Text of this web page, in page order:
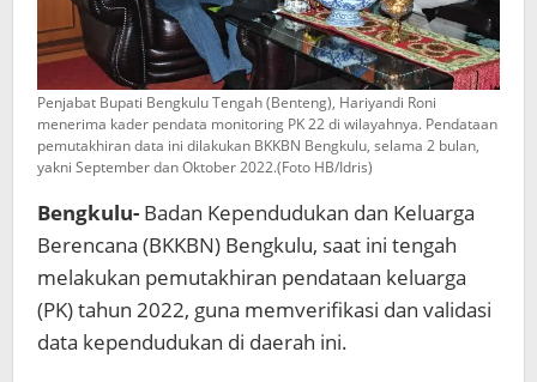
Penjabat Bupati Bengkulu Tengah (Benteng), Hariyandi Roni
menerima kader pendata monitoring PK 22 di wilayahnya. Pendataan
pemutakhiran data ini dilakukan BKKBN Bengkulu, selama 2 bulan,
yakni September dan Oktober 2022.(Foto HB/Idris)
Bengkulu- Badan Kependudukan dan Keluarga
Berencana (BKKBN) Bengkulu, saat ini tengah
melakukan pemutakhiran pendataan keluarga
(PK) tahun 2022, guna memverifikasi dan validasi
data kependudukan di daerah ini.